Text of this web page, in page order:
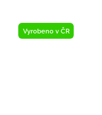
Vyrobeno v ČR